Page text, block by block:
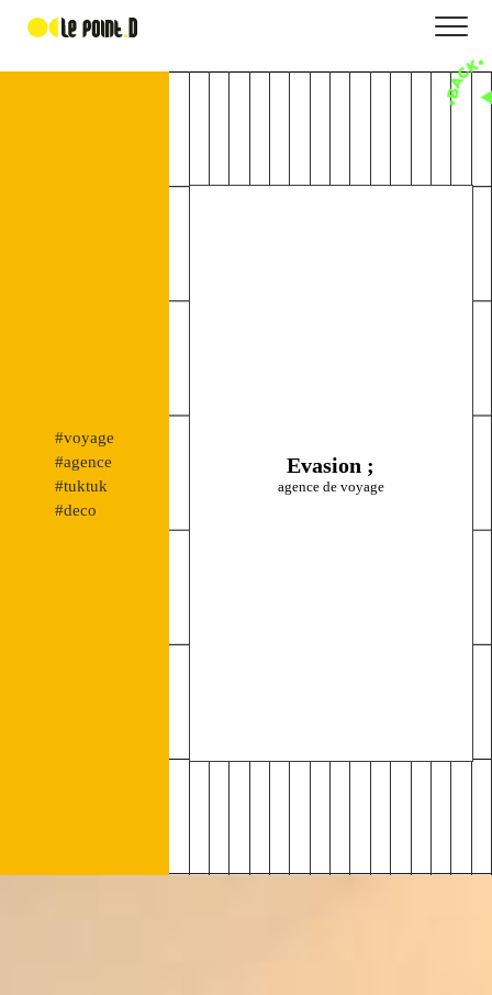
#voyage
#agence
#tuktuk
#deco
Evasion ;
agence de voyage